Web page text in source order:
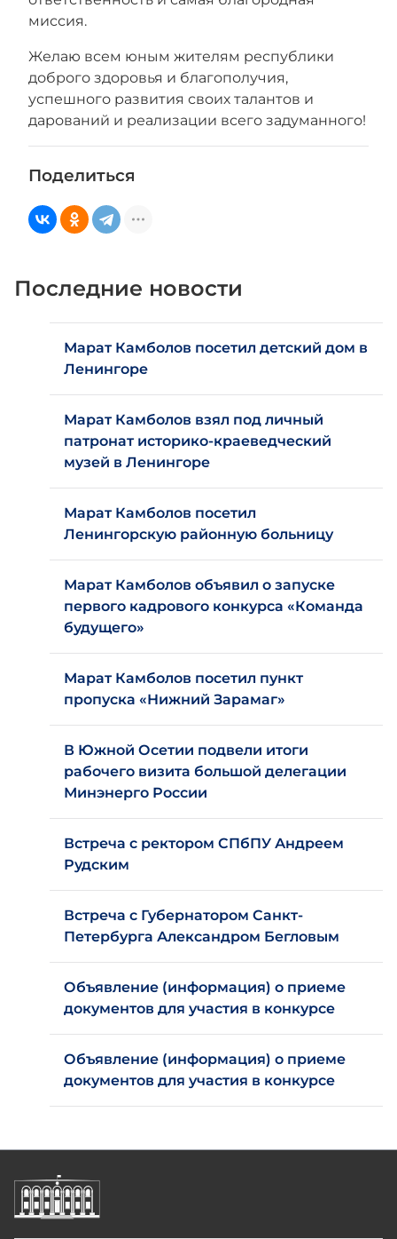
миссия.
Желаю всем юным жителям республики
доброго здоровья и благополучия,
успешного развития своих талантов и
дарований и реализации всего задуманного!
Поделиться
Последние новости
Марат Камболов посетил детский дом в
Ленингоре
Марат Камболов взял под личный
патронат историко-краеведческий
музей в Ленингоре
Марат Камболов посетил
Ленингорскую районную больницу
Марат Камболов объявил о запуске
первого кадрового конкурса «Команда
будущего»
Марат Камболов посетил пункт
пропуска «Нижний Зарамаг»
В Южной Осетии подвели итоги
рабочего визита большой делегации
Минэнерго России
Встреча с ректором СПбПУ Андреем
Рудским
Встреча с Губернатором Санкт-
Петербурга Александром Бегловым
Объявление (информация) о приеме
документов для участия в конкурсе
Объявление (информация) о приеме
документов для участия в конкурсе